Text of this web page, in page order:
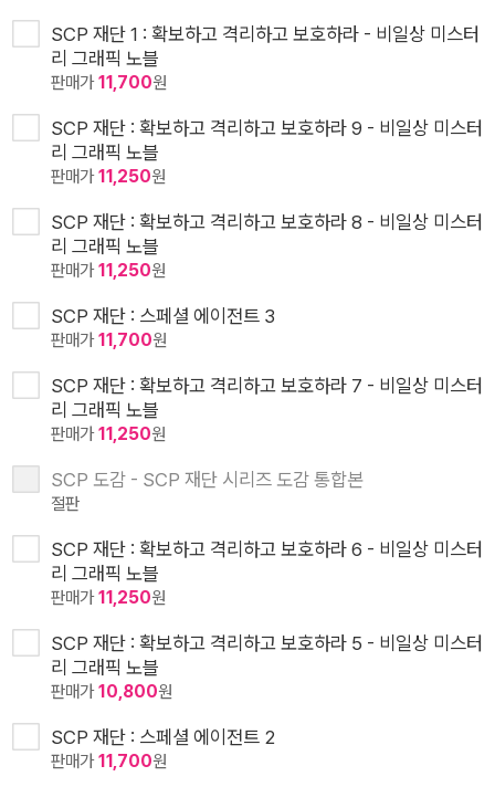
SCP 재단 1 : 확보하고 격리하고 보호하라 - 비일상 미스터
리 그래픽 노블
판매가11,700원
SCP 재단 : 확보하고 격리하고 보호하라 9 - 비일상 미스터
리 그래픽 노블
판매가11,250원
SCP 재단 : 확보하고 격리하고 보호하라 8 - 비일상 미스터
리 그래픽 노블
판매가11,250원
SCP 재단 : 스페셜 에이전트 3
판매가11,700원
SCP 재단 : 확보하고 격리하고 보호하라 7 - 비일상 미스터
리 그래픽 노블
판매가11,250원
SCP 도감 - SCP 재단 시리즈 도감 통합본
절판
SCP 재단 : 확보하고 격리하고 보호하라 6 - 비일상 미스터
리 그래픽 노블
판매가11,250원
SCP 재단 : 확보하고 격리하고 보호하라 5 - 비일상 미스터
리 그래픽 노블
판매가10,800원
SCP 재단 : 스페셜 에이전트 2
판매가11,700원